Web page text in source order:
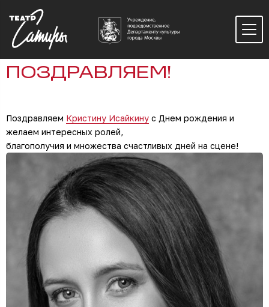
ПОЗДРАВЛЯЕМ!
Поздравляем Кристину Исайкину с Днем рождения и
желаем интересных ролей,
благополучия и множества счастливых дней на сцене!